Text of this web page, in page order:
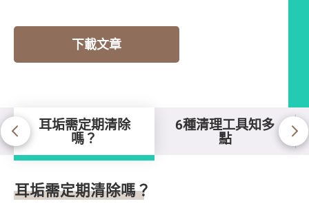
下載文章
耳垢需定期清除
嗎？
6種清理工具知多
點
耳垢需定期清除嗎？
耳垢需定期清除嗎？